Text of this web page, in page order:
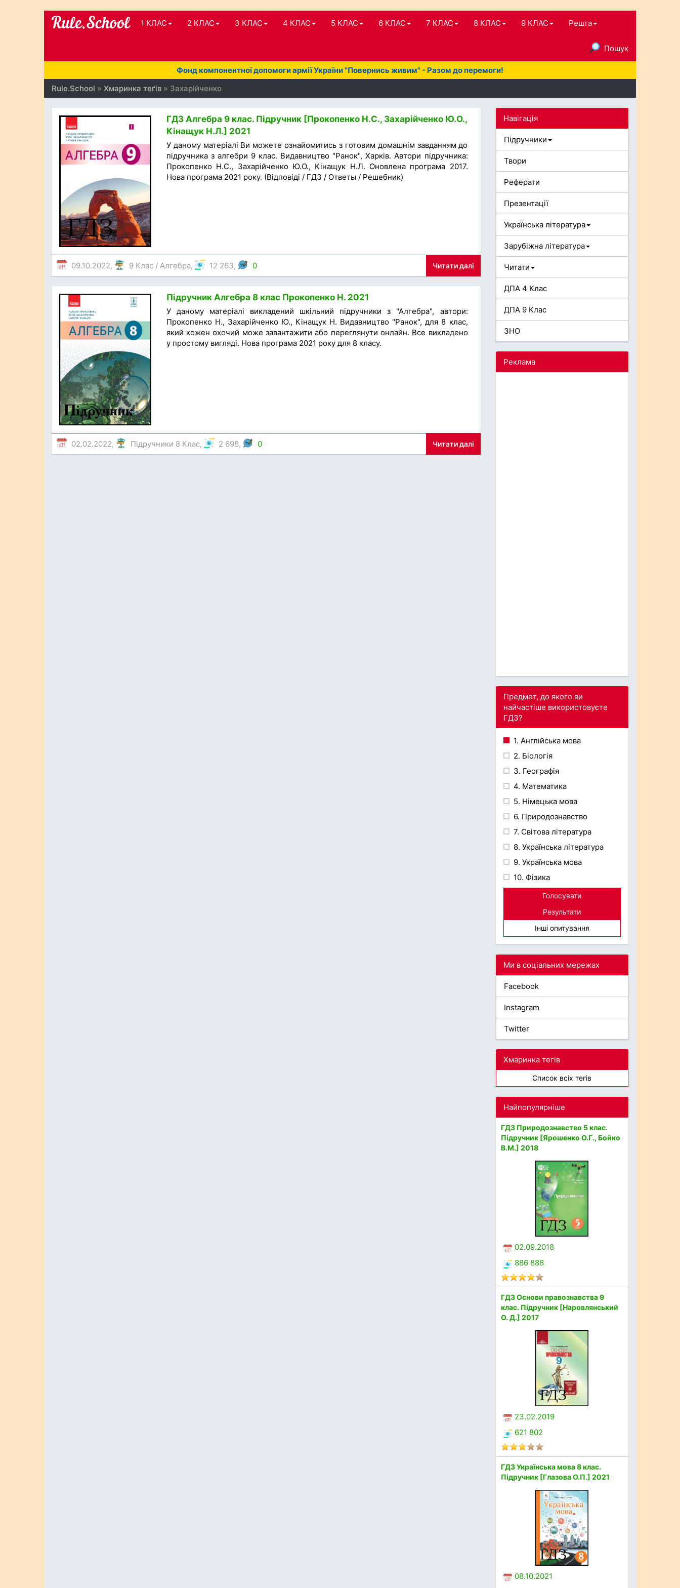
1 КЛАС 2 КЛАС 3 КЛАС 4 КЛАС 5 КЛАС 6 КЛАС 7 КЛАС 8 КЛАС 9 КЛАС Решта
Пошук
Фонд компонентної допомоги армії України "Повернись живим" - Разом до перемоги!
Rule.School » Хмаринка теґів » Захарійченко
ГДЗ Алгебра 9 клас. Підручник [Прокопенко Н.С., Захарійченко Ю.О.,
Кінащук Н.Л.] 2021
У даному матеріалі Ви можете ознайомитись з готовим домашнім завданням до
підручника з алгебри 9 клас. Видавництво "Ранок", Харків. Автори підручника:
Прокопенко Н.С., Захарійченко Ю.О., Кінащук Н.Л. Оновлена програма 2017.
Нова програма 2021 року. (Відповіді / ГДЗ / Ответы / Решебник)
09.10.2022, 9 Клас / Алгебра, 12 263, 0 Читати далі
Підручник Алгебра 8 клас Прокопенко Н. 2021
У даному матеріалі викладений шкільний підручники з "Алгебра", автори:
Прокопенко Н., Захарійченко Ю., Кінащук Н. Видавництво "Ранок", для 8 клас,
який кожен охочий може завантажити або переглянути онлайн. Все викладено
у простому вигляді. Нова програма 2021 року для 8 класу.
02.02.2022, Підручники 8 Клас, 2 698, 0 Читати далі
Навігація
Підручники
Твори
Реферати
Презентації
Українська література
Зарубіжна література
Читати
ДПА 4 Клас
ДПА 9 Клас
ЗНО
Реклама
Предмет, до якого ви
найчастіше використовуєте
ГДЗ?
1. Англійська мова
2. Біологія
3. Географія
4. Математика
5. Німецька мова
6. Природознавство
7. Світова література
8. Українська література
9. Українська мова
10. Фізика
Голосувати
Результати
Інші опитування
Ми в соціальних мережах
Facebook
Instagram
Twitter
Хмаринка тегів
Список всіх тегів
Найпопулярніше
ГДЗ Природознавство 5 клас.
Підручник [Ярошенко О.Г., Бойко
В.М.] 2018
02.09.2018
886 888
ГДЗ Основи правознавства 9
клас. Підручник [Наровлянський
О. Д.] 2017
23.02.2019
621 802
ГДЗ Українська мова 8 клас.
Підручник [Глазова О.П.] 2021
08.10.2021